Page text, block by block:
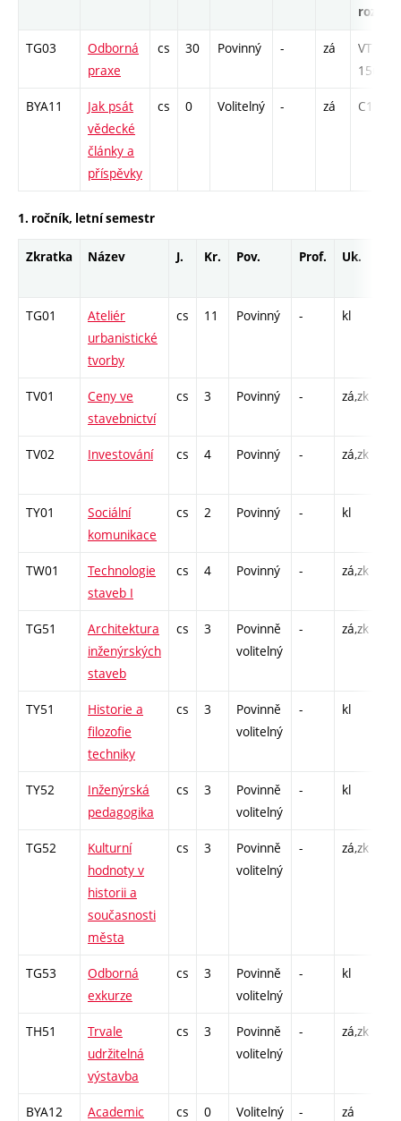
rozsah
TG03
Odborná
praxe
cs 30 Povinný - zá
VT -
1560
BYA11
Jak psát
vědecké
články a
příspěvky
cs 0 Volitelný - zá C1 - 26
1. ročník, letní semestr
Zkratka Název J. Kr. Pov. Prof. Uk.
TG01
Ateliér
urbanistické
tvorby
cs 11 Povinný - kl
TV01
Ceny ve
stavebnictví
cs 3 Povinný - zá,zk
TV02 Investování cs 4 Povinný - zá,zk
TY01
Sociální
komunikace
cs 2 Povinný - kl
TW01
Technologie
staveb I
cs 4 Povinný - zá,zk
TG51
Architektura
inženýrských
staveb
cs 3
Povinně
volitelný
- zá,zk
TY51
Historie a
filozofie
techniky
cs 3
Povinně
volitelný
- kl
TY52
Inženýrská
pedagogika
cs 3
Povinně
volitelný
- kl
TG52
Kulturní
hodnoty v
historii a
současnosti
města
cs 3
Povinně
volitelný
- zá,zk
TG53
Odborná
exkurze
cs 3
Povinně
volitelný
- kl
TH51
Trvale
udržitelná
výstavba
cs 3
Povinně
volitelný
- zá,zk
BYA12
Academic
cs 0 Volitelný - zá